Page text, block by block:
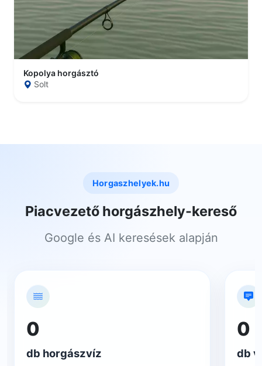
Kopolya horgásztó
Solt
Horgaszhelyek.hu
Piacvezető horgászhely-kereső
Google és AI keresések alapján
0
db horgászvíz
0
db